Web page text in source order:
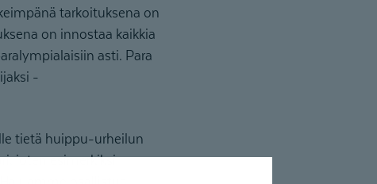
tarkoituksena on
on innostaa kaikkia
asti. Para
-
tietä huippu-urheilun
joten esimerkiksi